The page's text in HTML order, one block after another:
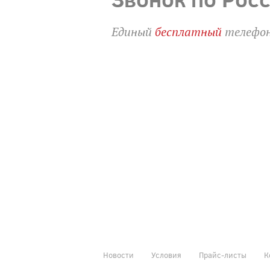
Единыйбесплатный
Новости Условия Прайс-листы